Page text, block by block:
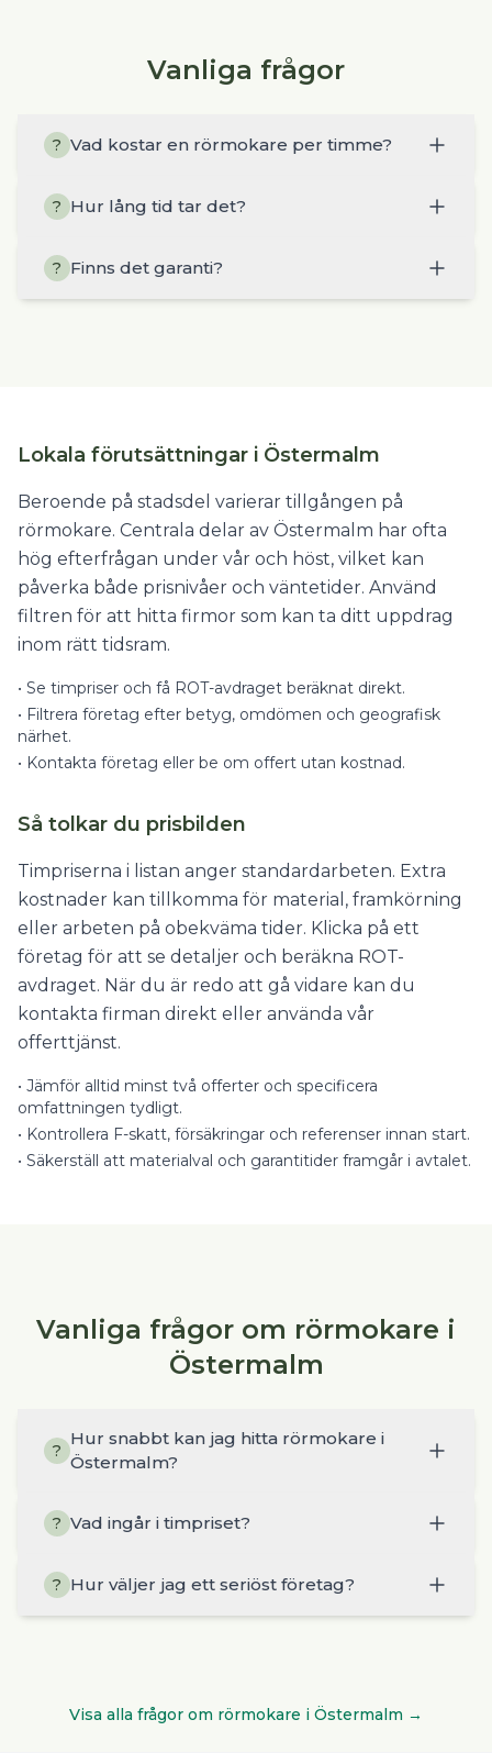
Vanliga frågor
? Vad kostar en rörmokare per timme?
? Hur lång tid tar det?
? Finns det garanti?
Lokala förutsättningar i Östermalm
Beroende på stadsdel varierar tillgången på
rörmokare. Centrala delar av Östermalm har ofta
hög efterfrågan under vår och höst, vilket kan
påverka både prisnivåer och väntetider. Använd
filtren för att hitta firmor som kan ta ditt uppdrag
inom rätt tidsram.
• Se timpriser och få ROT-avdraget beräknat direkt.
• Filtrera företag efter betyg, omdömen och geografisk
närhet.
• Kontakta företag eller be om offert utan kostnad.
Så tolkar du prisbilden
Timpriserna i listan anger standardarbeten. Extra
kostnader kan tillkomma för material, framkörning
eller arbeten på obekväma tider. Klicka på ett
företag för att se detaljer och beräkna ROT-
avdraget. När du är redo att gå vidare kan du
kontakta firman direkt eller använda vår
offerttjänst.
• Jämför alltid minst två offerter och specificera
omfattningen tydligt.
• Kontrollera F-skatt, försäkringar och referenser innan start.
• Säkerställ att materialval och garantitider framgår i avtalet.
Vanliga frågor om rörmokare i
Östermalm
?
Hur snabbt kan jag hitta rörmokare i
Östermalm?
? Vad ingår i timpriset?
? Hur väljer jag ett seriöst företag?
Visa alla frågor om rörmokare i Östermalm →